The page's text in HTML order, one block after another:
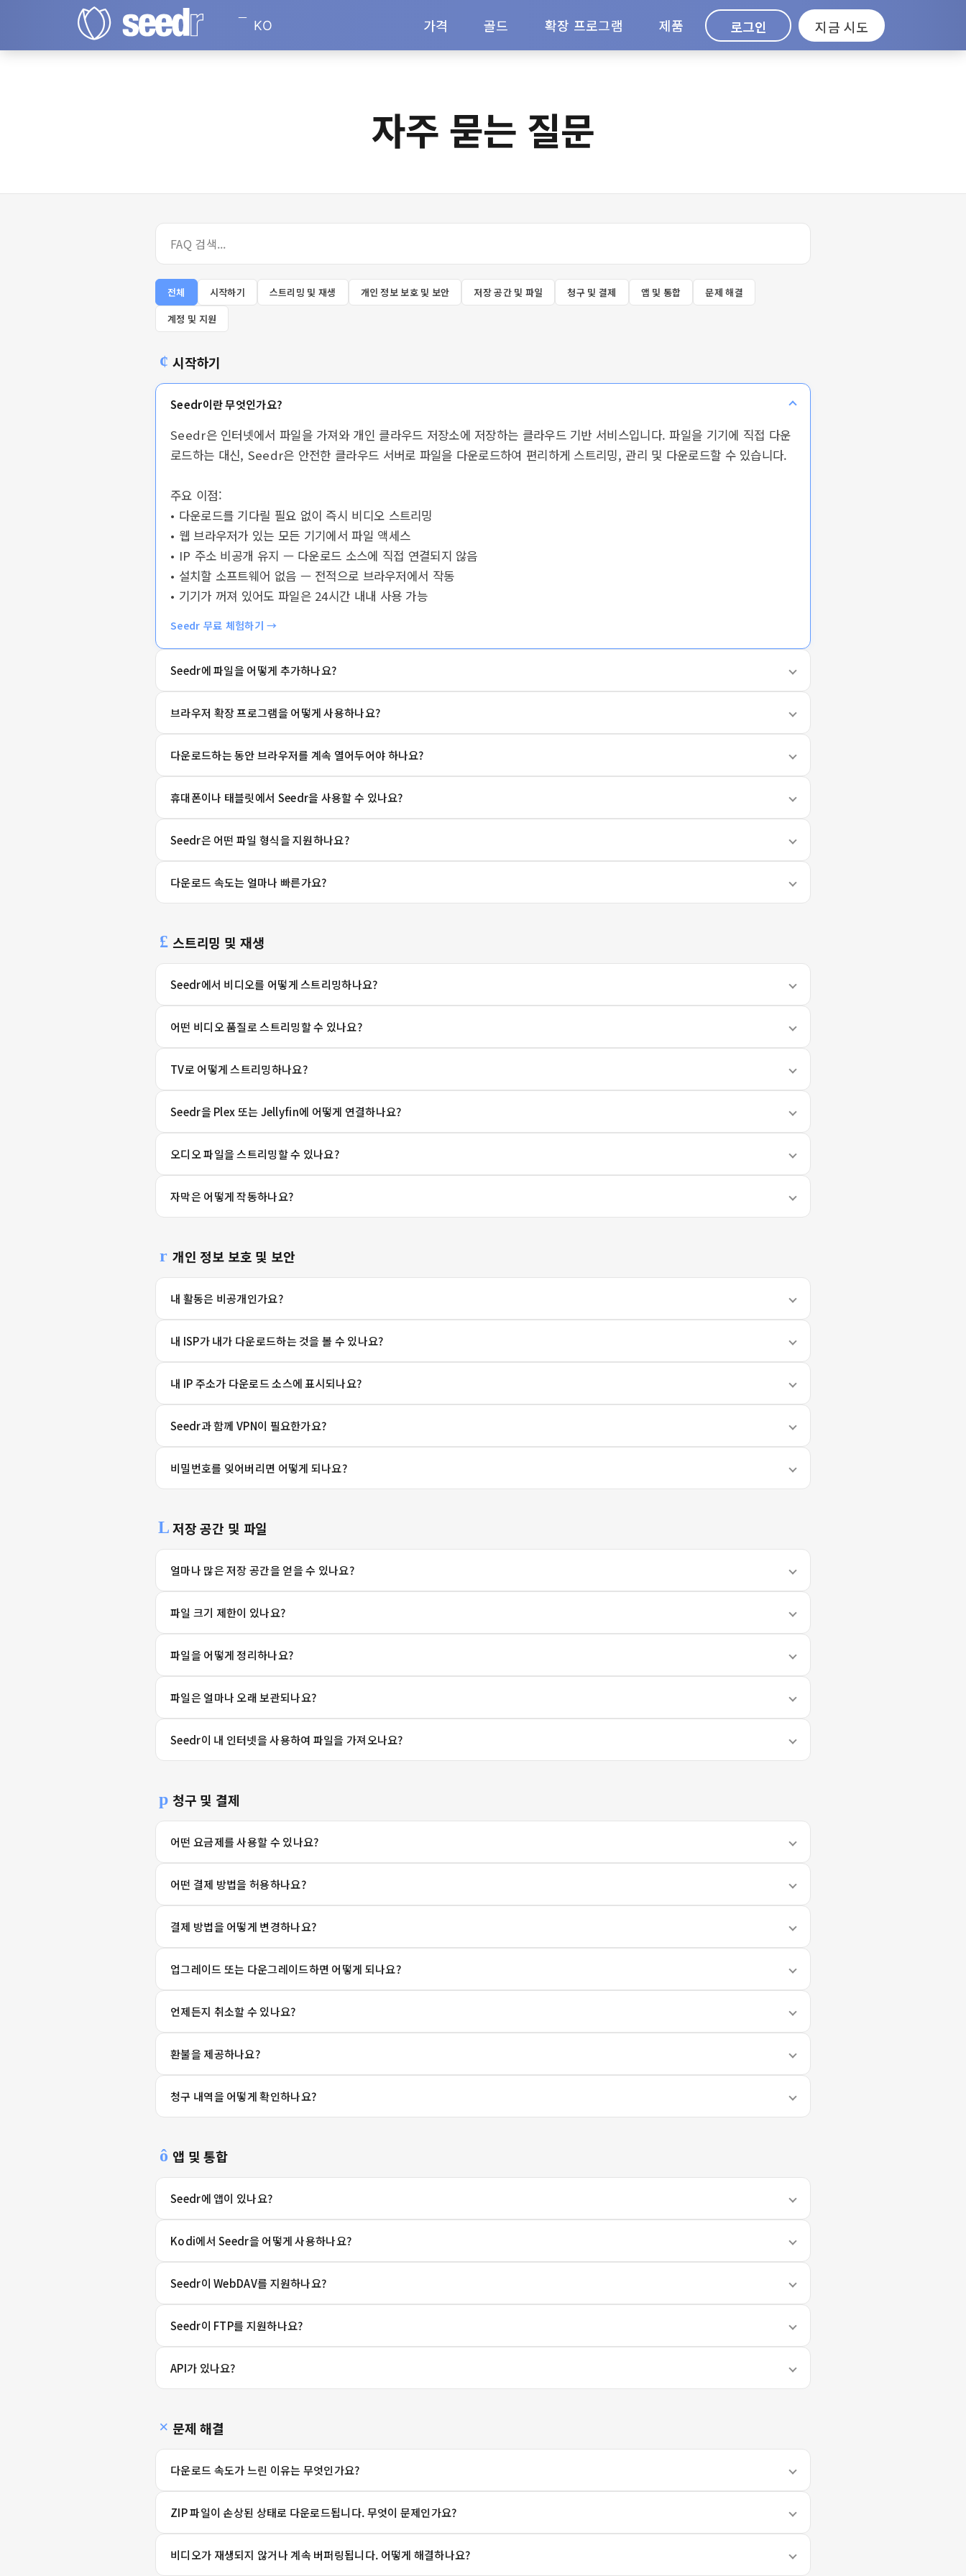
KO 가격 골드 확장 프로그램 제품 로그인 지금 시도
자주 묻는 질문
전체 시작하기 스트리밍 및 재생 개인 정보 보호 및 보안 저장 공간 및 파일 청구 및 결제 앱 및 통합
문제 해결
계정 및 지원
시작하기
Seedr이란 무엇인가요?
Seedr은 인터넷에서 파일을 가져와 개인 클라우드 저장소에 저장하는 클라우드 기반 서비스입니다. 파일을 기기에 직접 다운
로드하는 대신, Seedr은 안전한 클라우드 서버로 파일을 다운로드하여 편리하게 스트리밍, 관리 및 다운로드할 수 있습니다.
주요 이점:
• 다운로드를 기다릴 필요 없이 즉시 비디오 스트리밍
• 웹 브라우저가 있는 모든 기기에서 파일 액세스
• IP 주소 비공개 유지 — 다운로드 소스에 직접 연결되지 않음
• 설치할 소프트웨어 없음 — 전적으로 브라우저에서 작동
• 기기가 꺼져 있어도 파일은 24시간 내내 사용 가능
Seedr 무료 체험하기→
Seedr에 파일을 어떻게 추가하나요?
브라우저 확장 프로그램을 어떻게 사용하나요?
다운로드하는 동안 브라우저를 계속 열어두어야 하나요?
휴대폰이나 태블릿에서 Seedr을 사용할 수 있나요?
Seedr은 어떤 파일 형식을 지원하나요?
다운로드 속도는 얼마나 빠른가요?
스트리밍 및 재생
Seedr에서 비디오를 어떻게 스트리밍하나요?
어떤 비디오 품질로 스트리밍할 수 있나요?
TV로 어떻게 스트리밍하나요?
Seedr을 Plex 또는 Jellyfin에 어떻게 연결하나요?
오디오 파일을 스트리밍할 수 있나요?
자막은 어떻게 작동하나요?
개인 정보 보호 및 보안
내 활동은 비공개인가요?
내 ISP가 내가 다운로드하는 것을 볼 수 있나요?
내 IP 주소가 다운로드 소스에 표시되나요?
Seedr과 함께 VPN이 필요한가요?
비밀번호를 잊어버리면 어떻게 되나요?
저장 공간 및 파일
얼마나 많은 저장 공간을 얻을 수 있나요?
파일 크기 제한이 있나요?
파일을 어떻게 정리하나요?
파일은 얼마나 오래 보관되나요?
Seedr이 내 인터넷을 사용하여 파일을 가져오나요?
청구 및 결제
어떤 요금제를 사용할 수 있나요?
어떤 결제 방법을 허용하나요?
결제 방법을 어떻게 변경하나요?
업그레이드 또는 다운그레이드하면 어떻게 되나요?
언제든지 취소할 수 있나요?
환불을 제공하나요?
청구 내역을 어떻게 확인하나요?
앱 및 통합
Seedr에 앱이 있나요?
Kodi에서 Seedr을 어떻게 사용하나요?
Seedr이 WebDAV를 지원하나요?
Seedr이 FTP를 지원하나요?
API가 있나요?
문제 해결
다운로드 속도가 느린 이유는 무엇인가요?
ZIP 파일이 손상된 상태로 다운로드됩니다. 무엇이 문제인가요?
비디오가 재생되지 않거나 계속 버퍼링됩니다. 어떻게 해결하나요?